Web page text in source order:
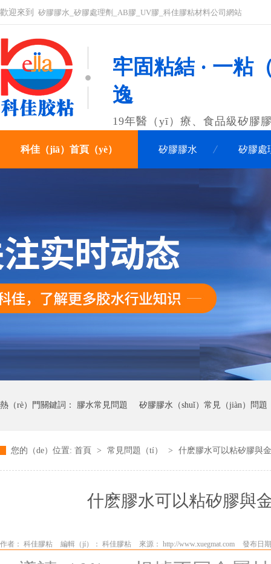
歡迎來到 矽膠膠水_矽膠處理劑_AB膠_UV膠_科佳膠粘材料公司網站
牢固粘結 · 一粘
逸
19年醫（yī）療、食品級矽膠
科佳（jiā）首頁（yè） 矽膠膠水 矽膠處
熱（rè）門關鍵詞： 膠水常見問題 矽膠膠水（shuǐ）常見（jiàn）問題
矽（guī）膠（jiāo）處理劑常（cháng）見問題 AB膠常見問題 快幹
您的（de）位置: 首頁 > 常見問題（tí） > 什麽膠水可以粘矽膠與
什麽膠水可以粘矽膠與
作者： 科佳膠粘 編輯（jí）： 科佳膠粘 來源： http://www.xuegmat.com 發布日